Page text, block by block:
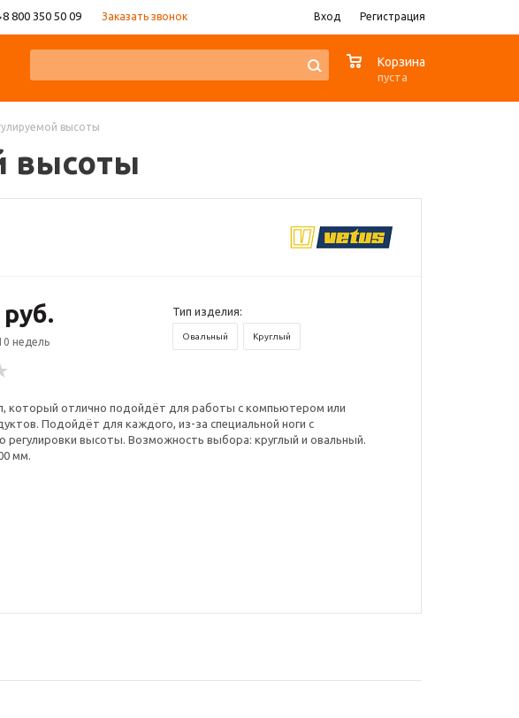
8 800 350 50 09 Заказать звонок Вход Регистрация
Корзина
пуста
высоты
высоты
недель
Тип изделия:
Овальный Круглый
который отлично подойдёт для работы с компьютером или
Подойдёт для каждого, из-за специальной ноги с
регулировки высоты. Возможность выбора: круглый и овальный.
мм.